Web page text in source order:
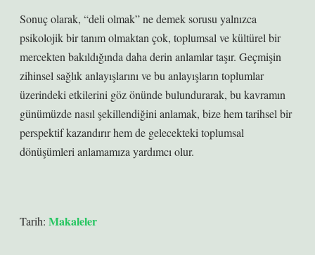
Sonuç olarak, “deli olmak” ne demek sorusu yalnızca
psikolojik bir tanım olmaktan çok, toplumsal ve kültürel bir
mercekten bakıldığında daha derin anlamlar taşır. Geçmişin
zihinsel sağlık anlayışlarını ve bu anlayışların toplumlar
üzerindeki etkilerini göz önünde bulundurarak, bu kavramın
günümüzde nasıl şekillendiğini anlamak, bize hem tarihsel bir
perspektif kazandırır hem de gelecekteki toplumsal
dönüşümleri anlamamıza yardımcı olur.
Tarih: Makaleler